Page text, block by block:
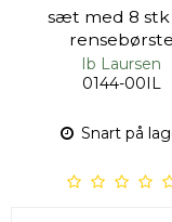
sæt med 8 stk
rensebørste
Ib Laursen
0144-00IL
Snart på